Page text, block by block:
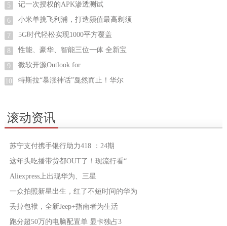
5 记一次授权的APK渗透测试
6 小米单挑飞利浦，打造颜值最高剃须
7 5G时代轻松实现1000平方覆盖
8 性能、豪华、智能三位一体 全新宝
9 微软开源Outlook for
10 特斯拉“暴涨神话”戛然而止！华尔
滚动资讯
苏宁支付携手银行助力418 ：24期
这年头吃播带货都OUT了！现流行看“
Aliexpress上出现华为、三星
一众拍照新星出生，红了不短时间的华为
丢掉包袱，全新Jeep+指南者为生活
跑分超50万的电脑配置单 显卡独占3